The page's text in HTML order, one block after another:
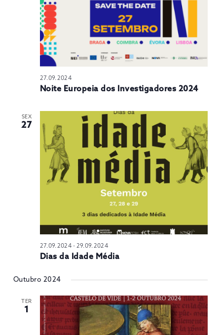
27.09.2024
Noite Europeia dos Investigadores 2024
SEX
27
27.09.2024- 29.09.2024
Dias da Idade Média
Outubro 2024
TER
1